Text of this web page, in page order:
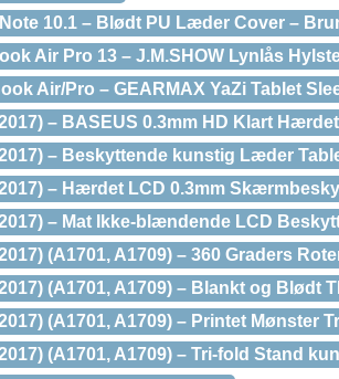
10.1 – Blødt PU Læder Cover –
Air Pro 13 – J.M.SHOW Lynlås
Air/Pro – GEARMAX YaZi Tablet
– BASEUS 0.3mm HD Klart
– Beskyttende kunstig Læder
– Hærdet LCD 0.3mm
– Mat Ikke-blændende LCD
(A1701, A1709) – 360 Graders
(A1701, A1709) – Blankt og Blødt
(A1701, A1709) – Printet
(A1701, A1709) – Tri-fold Stand